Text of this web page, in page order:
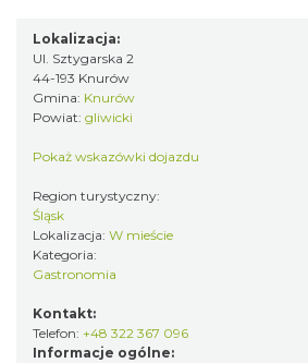
Lokalizacja:
Ul. Sztygarska 2
44-193 Knurów
Gmina: Knurów
Powiat: gliwicki
Pokaż wskazówki dojazdu
Region turystyczny:
Śląsk
Lokalizacja: W mieście
Kategoria:
Gastronomia
Kontakt:
Telefon: +48 322 367 096
Informacje ogólne: